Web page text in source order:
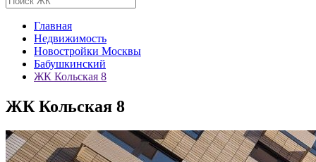
Главная
Недвижимость
Новостройки Москвы
Бабушкинский
ЖК Кольская 8
ЖК Кольская 8